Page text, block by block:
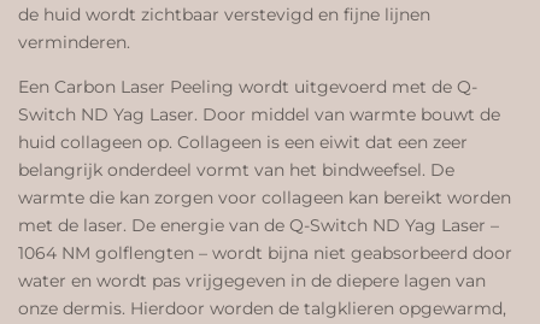
de huid wordt zichtbaar verstevigd en fijne lijnen
verminderen.
Een Carbon Laser Peeling wordt uitgevoerd met de Q-
Switch ND Yag Laser. Door middel van warmte bouwt de
huid collageen op. Collageen is een eiwit dat een zeer
belangrijk onderdeel vormt van het bindweefsel. De
warmte die kan zorgen voor collageen kan bereikt worden
met de laser. De energie van de Q-Switch ND Yag Laser –
1064 NM golflengten – wordt bijna niet geabsorbeerd door
water en wordt pas vrijgegeven in de diepere lagen van
onze dermis. Hierdoor worden de talgklieren opgewarmd,